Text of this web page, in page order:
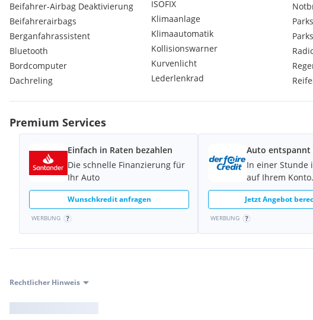
Beifahrer-Airbag Deaktivierung
Beifahrerairbags
Berganfahrassistent
Bluetooth
Bordcomputer
Dachreling
ISOFIX
Klimaanlage
Klimaautomatik
Kollisionswarner
Kurvenlicht
Lederlenkrad
Premium Services
Einfach in Raten bezahlen
Die schnelle Finanzierung für
Ihr Auto
Wunschkredit anfragen
WERBUNG
Auto entspannt
In einer Stunde
auf Ihrem Konto.
Jetzt Angebot
WERBUNG
Rechtlicher Hinweis